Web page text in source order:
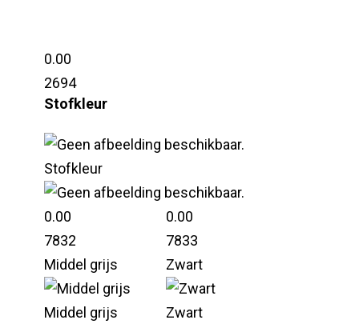
0.00
2694
Stofkleur
Stofkleur
0.00
7832
Middel grijs
Middel grijs
0.00
7833
Zwart
Zwart